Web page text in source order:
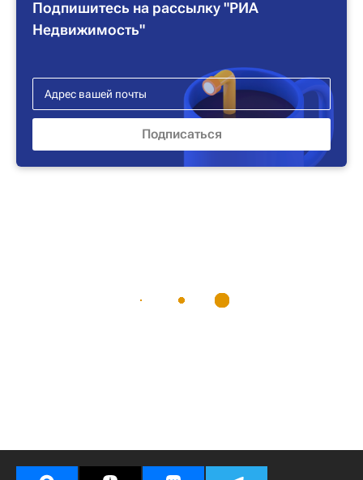
Подпишитесь на рассылку "РИА
Недвижимость"